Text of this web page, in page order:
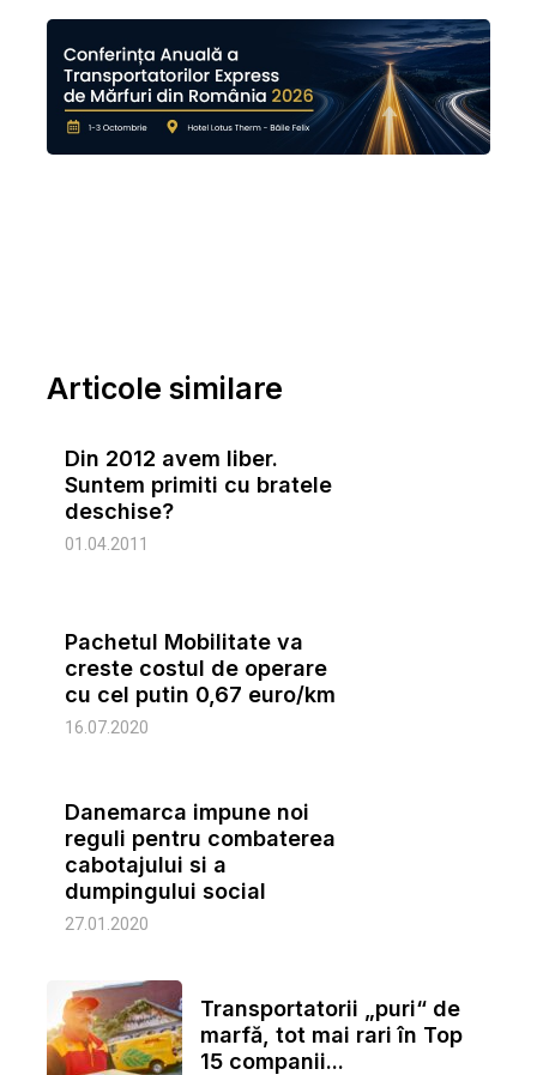
Articole similare
Din 2012 avem liber.
Suntem primiti cu bratele
deschise?
01.04.2011
Pachetul Mobilitate va
creste costul de operare
cu cel putin 0,67 euro/km
16.07.2020
Danemarca impune noi
reguli pentru combaterea
cabotajului si a
dumpingului social
27.01.2020
Transportatorii „puri“ de
marfă, tot mai rari în Top
15 companii...